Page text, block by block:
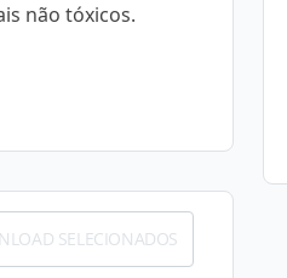
não tóxicos.
SELECIONADOS